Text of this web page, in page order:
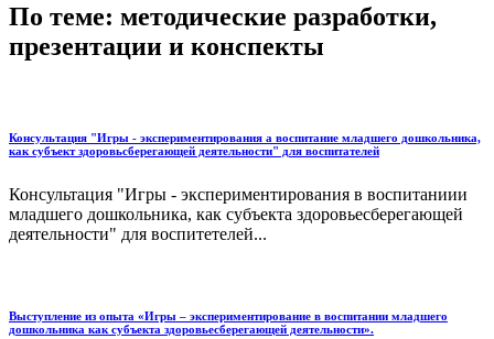
По теме: методические разработки,
презентации и конспекты
Консультация "Игры - экспериментирования а воспитание младшего дошкольника,
как субъект здоровьсберегающей деятельности" для воспитателей
Консультация "Игры - экспериментирования в воспитаниии
младшего дошкольника, как субъекта здоровьесберегающей
деятельности" для воспитетелей...
Выступление из опыта «Игры – экспериментирование в воспитании младшего
дошкольника как субъекта здоровьесберегающей деятельности».